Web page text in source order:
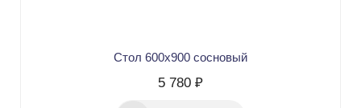
Стол 600х900 сосновый
5 780 ₽